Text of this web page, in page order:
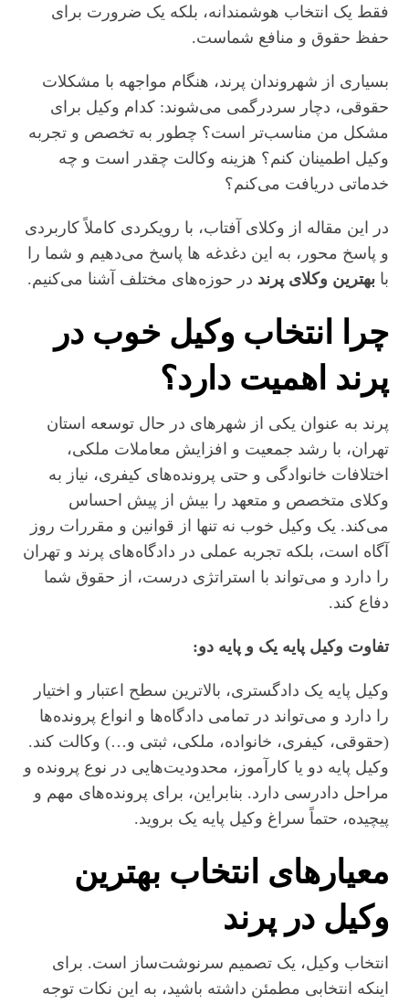
فقط یک انتخاب هوشمندانه، بلکه یک ضرورت برای
حفظ حقوق و منافع شماست.
بسیاری از شهروندان پرند، هنگام مواجهه با مشکلات
حقوقی، دچار سردرگمی می‌شوند: کدام وکیل برای
مشکل من مناسب‌تر است؟ چطور به تخصص و تجربه
وکیل اطمینان کنم؟ هزینه وکالت چقدر است و چه
خدماتی دریافت می‌کنم؟
در این مقاله از وکلای آفتاب، با رویکردی کاملاً کاربردی
و پاسخ‌ محور، به این دغدغه‌ ها پاسخ می‌دهیم و شما را
بابهترین وکلای پرند در حوزه‌های مختلف آشنا می‌کنیم.
چرا انتخاب وکیل خوب در
پرند اهمیت دارد؟
پرند به عنوان یکی از شهرهای در حال توسعه استان
تهران، با رشد جمعیت و افزایش معاملات ملکی،
اختلافات خانوادگی و حتی پرونده‌های کیفری، نیاز به
وکلای متخصص و متعهد را بیش از پیش احساس
می‌کند. یک وکیل خوب نه تنها از قوانین و مقررات روز
آگاه است، بلکه تجربه عملی در دادگاه‌های پرند و تهران
را دارد و می‌تواند با استراتژی درست، از حقوق شما
دفاع کند.
تفاوت وکیل پایه یک و پایه دو:
وکیل پایه یک دادگستری، بالاترین سطح اعتبار و اختیار
را دارد و می‌تواند در تمامی دادگاه‌ها و انواع پرونده‌ها
(حقوقی، کیفری، خانواده، ملکی، ثبتی و…) وکالت کند.
وکیل پایه دو یا کارآموز، محدودیت‌هایی در نوع پرونده و
مراحل دادرسی دارد. بنابراین، برای پرونده‌های مهم و
پیچیده، حتماً سراغ وکیل پایه یک بروید.
معیارهای انتخاب بهترین
وکیل در پرند
انتخاب وکیل، یک تصمیم سرنوشت‌ساز است. برای
اینکه انتخابی مطمئن داشته باشید، به این نکات توجه